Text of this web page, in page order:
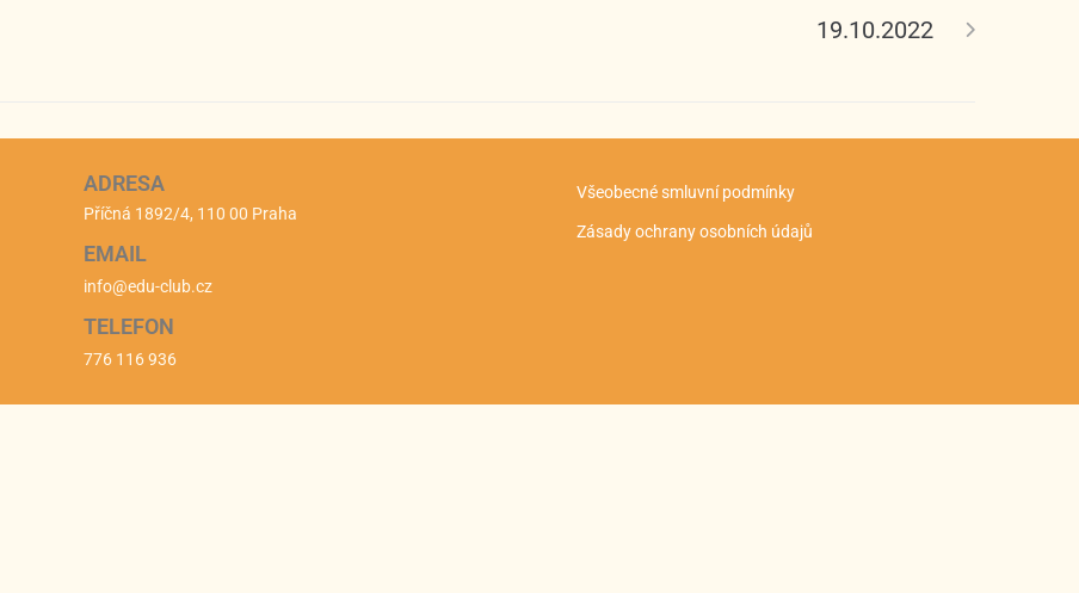
19.10.2022
ADRESA
Příčná 1892/4, 110 00 Praha
EMAIL
info@edu-club.cz
TELEFON
776 116 936
Všeobecné smluvní podmínky
Zásady ochrany osobních údajů